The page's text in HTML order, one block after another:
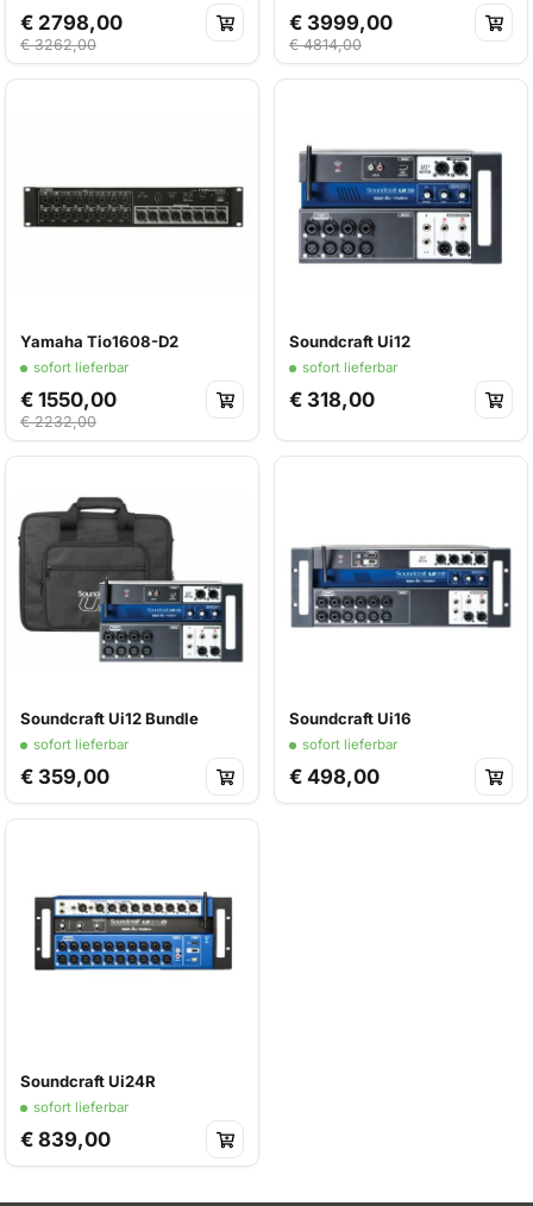
€ 2798,00
€ 3262,00
€ 3999,00
€ 4814,00
Yamaha Tio1608-D2
sofort lieferbar
€ 1550,00
€ 2232,00
Soundcraft Ui12
sofort lieferbar
€ 318,00
Soundcraft Ui12 Bundle
sofort lieferbar
€ 359,00
Soundcraft Ui16
sofort lieferbar
€ 498,00
Soundcraft Ui24R
sofort lieferbar
€ 839,00